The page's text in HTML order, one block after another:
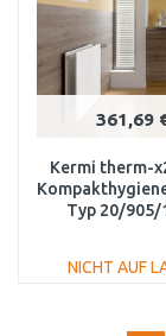
361,69
Kermi therm-
Typ 20/905/
NICHT AUF